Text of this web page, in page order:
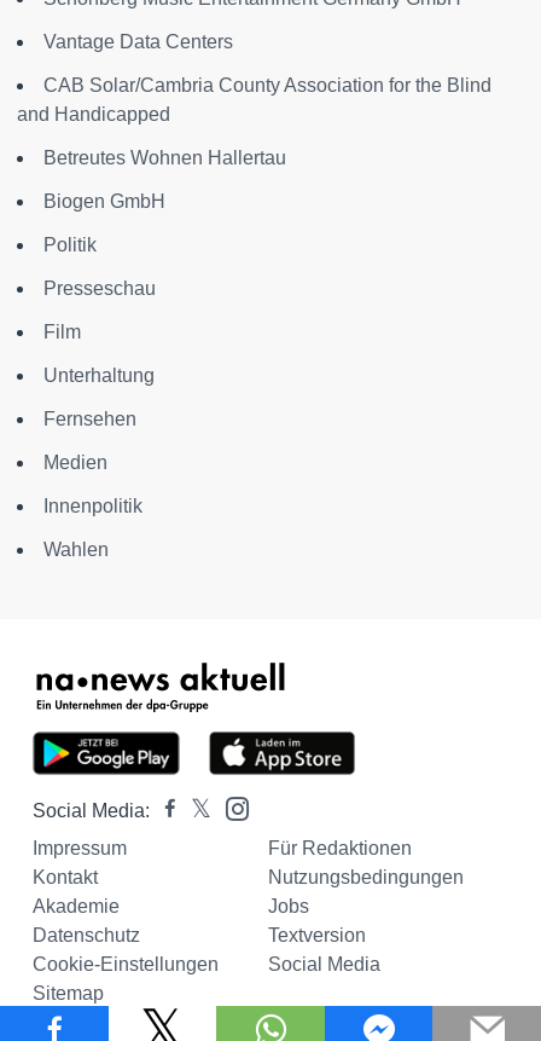
Vantage Data Centers
CAB Solar/Cambria County Association for the Blind
and Handicapped
Betreutes Wohnen Hallertau
Biogen GmbH
Politik
Presseschau
Film
Unterhaltung
Fernsehen
Medien
Innenpolitik
Wahlen
Social Media:
Impressum
Für Redaktionen
Kontakt
Nutzungsbedingungen
Akademie
Jobs
Datenschutz
Textversion
Cookie-Einstellungen
Social Media
Sitemap